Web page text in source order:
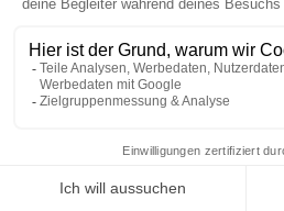
2 – 3 Stunden auf Eurem
oder Outdoor je nach
200 Bälle für jeden
Munition dazu kaufbar)
Hin- und Rücktransport im
Mein JGA in Budapest